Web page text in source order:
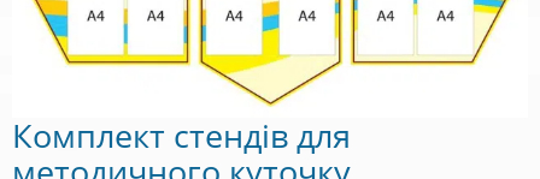
Комплект стендів для